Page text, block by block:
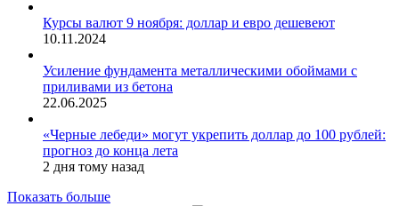
Курсы валют 9 ноября: доллар и евро дешевеют
10.11.2024
Усиление фундамента металлическими обоймами с
приливами из бетона
22.06.2025
«Черные лебеди» могут укрепить доллар до 100 рублей:
прогноз до конца лета
2 дня тому назад
Показать больше